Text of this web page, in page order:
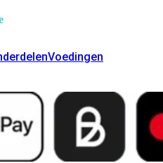
Voedingen